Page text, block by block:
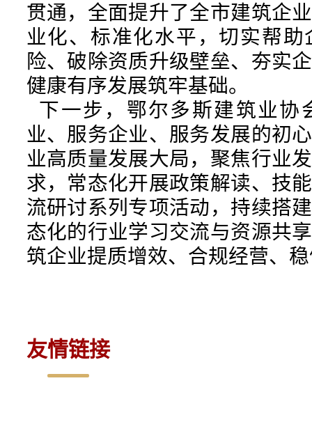
贯通，全面提升了全市建筑企
业化、标准化水平，切实帮
险、破除资质升级壁垒、夯实
健康有序发展筑牢基础。
下一步，鄂尔多斯建筑业协
业、服务企业、服务发展的初
业高质量发展大局，聚焦行业
求，常态化开展政策解读、技
流研讨系列专项活动，持续搭
态化的行业学习交流与资源共
筑企业提质增效、合规经营、
友情链接